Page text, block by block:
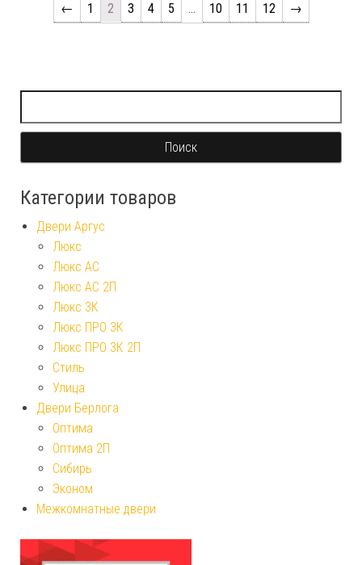
← 1 2 3 4 5 … 10 11 12 →
Категории товаров
Двери Аргус
Люкс
Люкс АС
Люкс АС 2П
Люкс 3К
Люкс ПРО 3К
Люкс ПРО 3К 2П
Стиль
Улица
Двери Берлога
Оптима
Оптима 2П
Сибирь
Эконом
Межкомнатные двери